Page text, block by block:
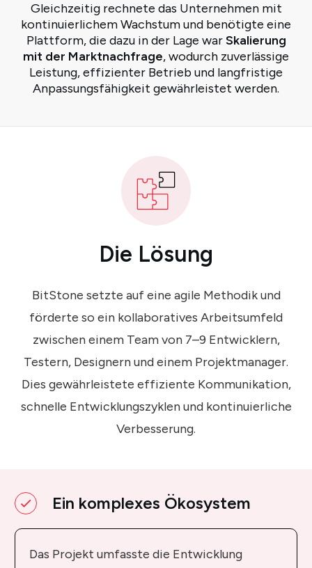
Gleichzeitig rechnete das Unternehmen mit
kontinuierlichem Wachstum und benötigte eine
Plattform, die dazu in der Lage warSkalierung
mit der Marktnachfrage, wodurch zuverlässige
Leistung, effizienter Betrieb und langfristige
Anpassungsfähigkeit gewährleistet werden.
Die Lösung
BitStone setzte auf eine agile Methodik und
förderte so ein kollaboratives Arbeitsumfeld
zwischen einem Team von 7–9 Entwicklern,
Testern, Designern und einem Projektmanager.
Dies gewährleistete effiziente Kommunikation,
schnelle Entwicklungszyklen und kontinuierliche
Verbesserung.
Ein komplexes Ökosystem
Das Projekt umfasste die Entwicklung